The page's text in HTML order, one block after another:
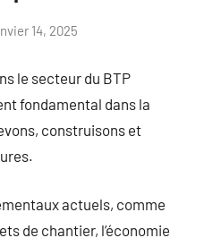
14, 2025
le secteur du BTP
fondamental dans la
construisons et
actuels, comme
de chantier, l’économie